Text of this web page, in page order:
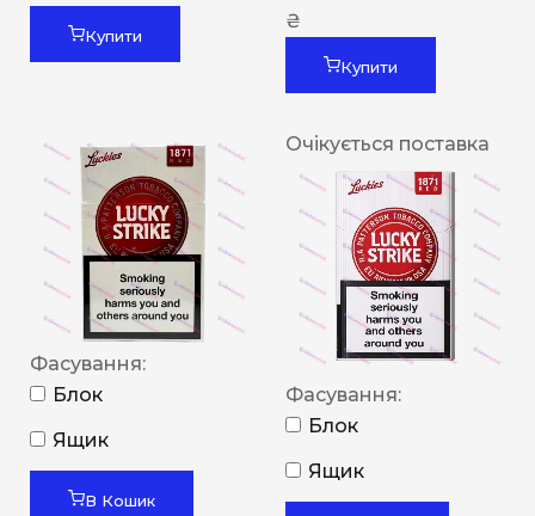
Купити
₴
Купити
Фасування:
Блок
Ящик
В Кошик
Очікується поставка
Фасування:
Блок
Ящик